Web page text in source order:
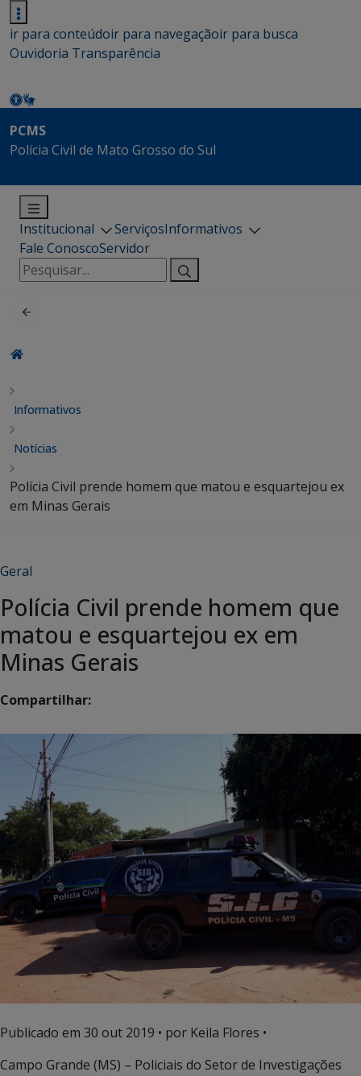
ir para conteúdoir para navegaçãoir para busca
Ouvidoria Transparência
PCMS
Polícia Civil de Mato Grosso do Sul
Institucional ServiçosInformativos
Fale ConoscoServidor
Pesquisar
por:
Informativos
Notícias
Polícia Civil prende homem que matou e esquartejou ex
em Minas Gerais
Geral
Polícia Civil prende homem que
matou e esquartejou ex em
Minas Gerais
Compartilhar:
Publicado em 30 out 2019 • por Keila Flores •
Campo Grande (MS) – Policiais do Setor de Investigações